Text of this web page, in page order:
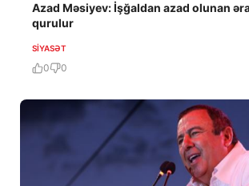
Azad Məsiyev: İşğaldan azad olunan
qurulur
SIYASƏT
0 0